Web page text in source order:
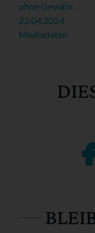
ohne Gewähr.
22.04.2024
Mediadaten